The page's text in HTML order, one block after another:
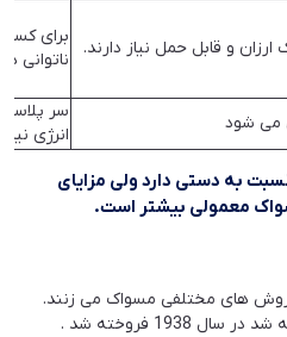
و قابل حمل نیاز دارند.
برای
ناتوانی
می شود
سر
انرژی
به دستی دارد ولی مزایای
معمولی بیشتر است.
روش های مختلفی مسواک می زنند.
1938 فروخته شد .